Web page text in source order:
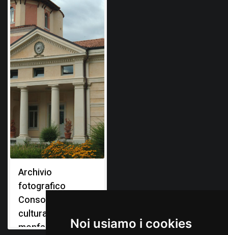
Noi usiamo i cookies
Archivio
fotografico
Consorzio
culturale del
monfalconese